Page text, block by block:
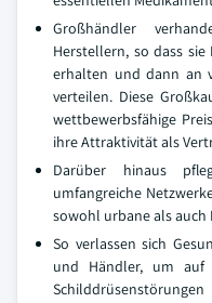
Großhändler
Herstellern, so dass
erhalten und dann an
verteilen. Diese
wettbewerbsfähige
ihre Attraktivität als
Darüber hinaus
umfangreiche
sowohl urbane als auch
So verlassen sich
und Händler, um auf